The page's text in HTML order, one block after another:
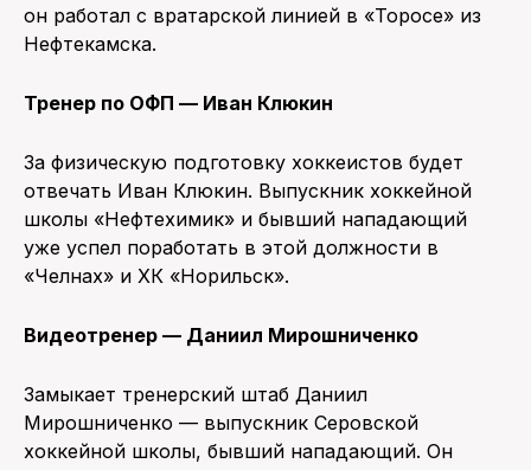
он работал с вратарской линией в «Торосе» из
Нефтекамска.
Тренер по ОФП — Иван Клюкин
За физическую подготовку хоккеистов будет
отвечать Иван Клюкин. Выпускник хоккейной
школы «Нефтехимик» и бывший нападающий
уже успел поработать в этой должности в
«Челнах» и ХК «Норильск».
Видеотренер — Даниил Мирошниченко
Замыкает тренерский штаб Даниил
Мирошниченко — выпускник Серовской
хоккейной школы, бывший нападающий. Он